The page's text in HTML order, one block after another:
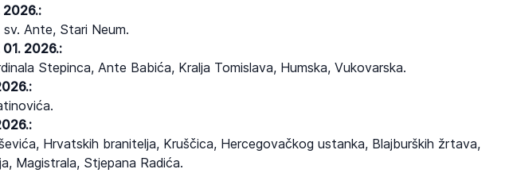
2026.:
Ante, Stari Neum.
2026.:
Stepinca, Ante Babića, Kralja Tomislava, Humska, Vukovarska.
Hrvatskih branitelja, Kruščica, Hercegovačkog ustanka, Blajburških žrtava,
Magistrala, Stjepana Radića.